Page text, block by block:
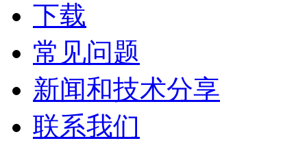
下载
常见问题
新闻和技术分享
联系我们